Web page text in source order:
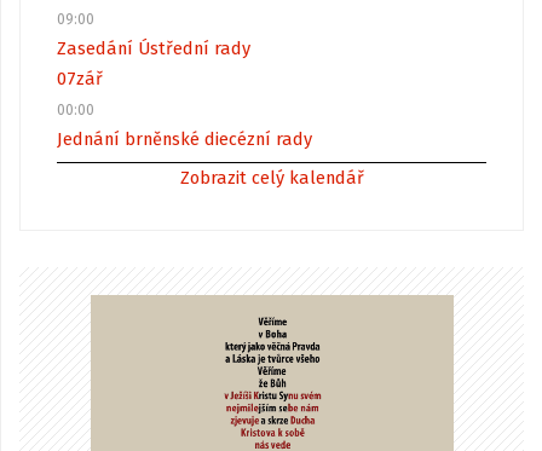
09:00
Zasedání Ústřední rady
07zář
00:00
Jednání brněnské diecézní rady
Zobrazit celý kalendář